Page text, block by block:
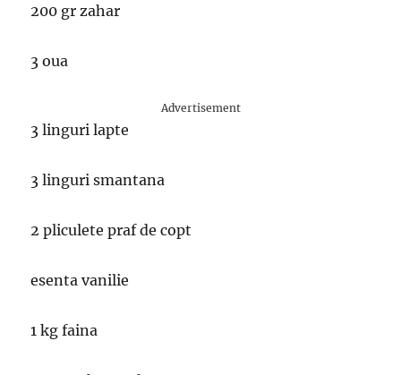
200 gr zahar
3 oua
Advertisement
3 linguri lapte
3 linguri smantana
2 pliculete praf de copt
esenta vanilie
1 kg faina